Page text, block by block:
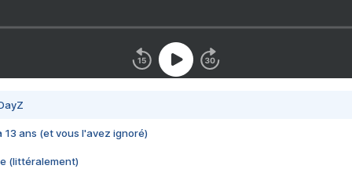
13 ans (et vous l'avez ignoré)
(littéralement)